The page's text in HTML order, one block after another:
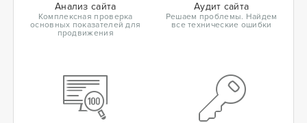
Анализ сайта
Комплексная проверка
основных показателей для
продвижения
Аудит сайта
Решаем проблемы. Найдем
все технические ошибки